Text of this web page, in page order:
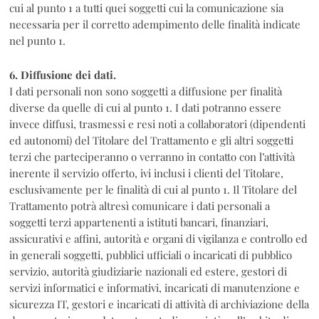
cui al punto 1 a tutti quei soggetti cui la comunicazione sia
necessaria per il corretto adempimento delle finalità indicate
nel punto 1.
6. Diffusione dei dati.
I dati personali non sono soggetti a diffusione per finalità
diverse da quelle di cui al punto 1. I dati potranno essere
invece diffusi, trasmessi e resi noti a collaboratori (dipendenti
ed autonomi) del Titolare del Trattamento e gli altri soggetti
terzi che parteciperanno o verranno in contatto con l’attività
inerente il servizio offerto, ivi inclusi i clienti del Titolare,
esclusivamente per le finalità di cui al punto 1. Il Titolare del
Trattamento potrà altresì comunicare i dati personali a
soggetti terzi appartenenti a istituti bancari, finanziari,
assicurativi e affini, autorità e organi di vigilanza e controllo ed
in generali soggetti, pubblici ufficiali o incaricati di pubblico
servizio, autorità giudiziarie nazionali ed estere, gestori di
servizi informatici e informativi, incaricati di manutenzione e
sicurezza IT, gestori e incaricati di attività di archiviazione della